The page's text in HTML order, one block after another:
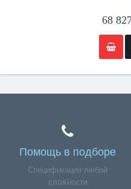
68
Помощь в подборе
Спецификации любой
сложности